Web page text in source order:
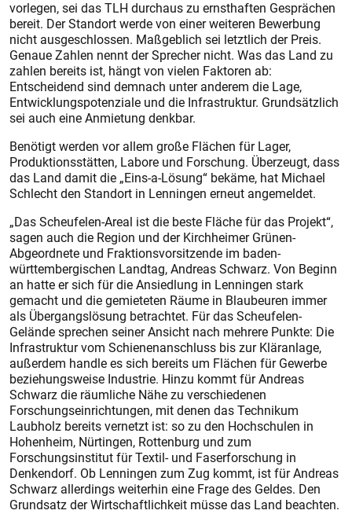
vorlegen, sei das TLH durchaus zu ernsthaften Gesprächen
bereit. Der Standort werde von einer weiteren Bewerbung
nicht ausgeschlossen. Maßgeblich sei letztlich der Preis.
Genaue Zahlen nennt der Sprecher nicht. Was das Land zu
zahlen bereits ist, hängt von vielen Faktoren ab:
Entscheidend sind demnach unter anderem die Lage,
Entwicklungspotenziale und die Infrastruktur. Grundsätzlich
sei auch eine Anmietung denkbar.
Benötigt werden vor allem große Flächen für Lager,
Produktionsstätten, Labore und Forschung. Überzeugt, dass
das Land damit die „Eins-a-Lösung“ bekäme, hat Michael
Schlecht den Standort in Lenningen erneut angemeldet.
„Das Scheufelen-Areal ist die beste Fläche für das Projekt“,
sagen auch die Region und der Kirchheimer Grünen-
Abgeordnete und Fraktionsvorsitzende im baden-
württembergischen Landtag, Andreas Schwarz. Von Beginn
an hatte er sich für die Ansiedlung in Lenningen stark
gemacht und die gemieteten Räume in Blaubeuren immer
als Übergangslösung betrachtet. Für das Scheufelen-
Gelände sprechen seiner Ansicht nach mehrere Punkte: Die
Infrastruktur vom Schienenanschluss bis zur Kläranlage,
außerdem handle es sich bereits um Flächen für Gewerbe
beziehungsweise Industrie. Hinzu kommt für Andreas
Schwarz die räumliche Nähe zu verschiedenen
Forschungseinrichtungen, mit denen das Technikum
Laubholz bereits vernetzt ist: so zu den Hochschulen in
Hohenheim, Nürtingen, Rottenburg und zum
Forschungsinstitut für Textil- und Faserforschung in
Denkendorf. Ob Lenningen zum Zug kommt, ist für Andreas
Schwarz allerdings weiterhin eine Frage des Geldes. Den
Grundsatz der Wirtschaftlichkeit müsse das Land beachten.